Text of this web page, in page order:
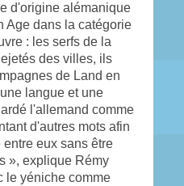
d'origine alémanique
Age dans la catégorie
: les serfs de la
des villes, ils
de Land en
langue et une
l'allemand comme
d'autres mots afin
eux sans être
», explique Rémy
le yéniche comme